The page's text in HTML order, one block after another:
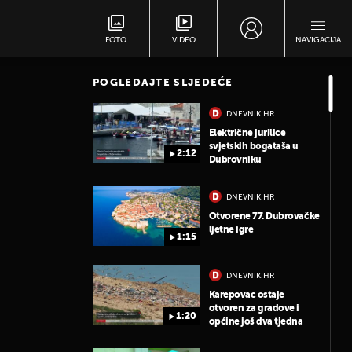
FOTO VIDEO NAVIGACIJA
POGLEDAJTE SLJEDEĆE
2:12
DNEVNIK.HR
Električne jurilice
svjetskih bogataša u
Dubrovniku
1:15
DNEVNIK.HR
Otvorene 77. Dubrovačke
ljetne igre
1:20
DNEVNIK.HR
Karepovac ostaje
otvoren za gradove i
općine još dva tjedna